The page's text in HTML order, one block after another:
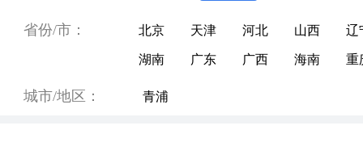
省份/市： 北京 天津 河北 山西 辽
湖南 广东 广西 海南 重
城市/地区： 青浦